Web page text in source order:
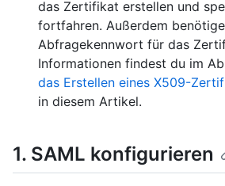
das Zertifikat erstellen und
fortfahren. Außerdem
Abfragekennwort für das
Informationen findest du im
das Erstellen eines X509-
in diesem Artikel.
1. SAML konfigurieren